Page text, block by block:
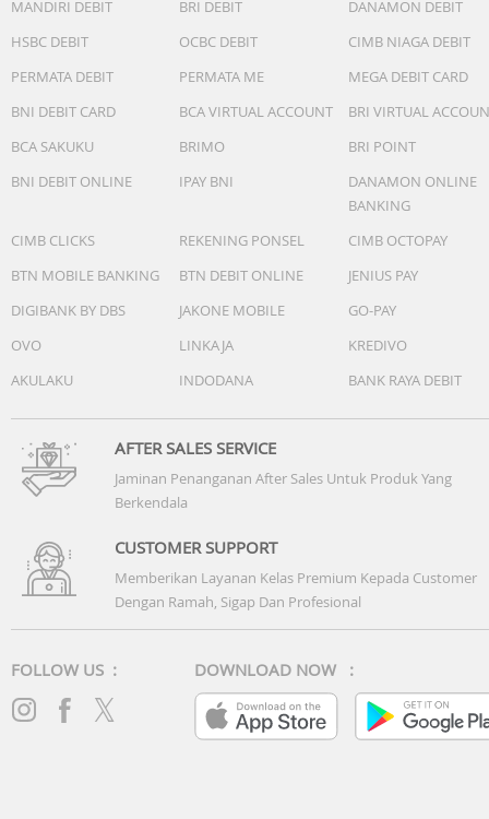
MANDIRI DEBIT BRI DEBIT
DANAMON DEBIT
HSBC DEBIT
OCBC DEBIT
CIMB NIAGA DEBIT
PERMATA DEBIT
PERMATA ME
MEGA DEBIT CARD
BNI DEBIT CARD
BCA VIRTUAL ACCOUNT
BRI VIRTUAL
BCA SAKUKU
BRIMO
BRI POINT
BNI DEBIT ONLINE
IPAY BNI
DANAMON ONLINE
BANKING
CIMB CLICKS
REKENING PONSEL
CIMB OCTOPAY
BTN MOBILE BANKING
BTN DEBIT ONLINE
JENIUS PAY
DIGIBANK BY DBS
JAKONE MOBILE
GO-PAY
OVO
LINKAJA
KREDIVO
AKULAKU
INDODANA BANK RAYA DEBIT
AFTER SALES SERVICE
Jaminan Penanganan After Sales Untuk Produk Yang
Berkendala
CUSTOMER SUPPORT
Memberikan Layanan Kelas Premium Kepada Customer
Dengan Ramah, Sigap Dan Profesional
FOLLOW US : DOWNLOAD NOW :